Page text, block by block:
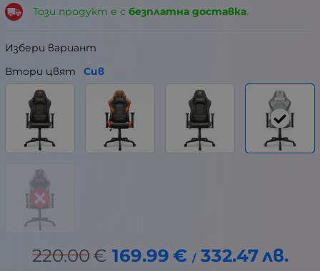
Този продукт е с безплатна доставка.
Избери вариант
Втори цвят
Сив
220.00€ 169.99 € / 332.47лв.